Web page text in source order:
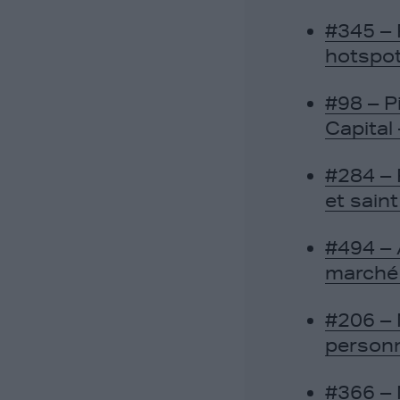
#345 –
#98 –
Capital
#284 –
et
#494 –
#206 –
#366 –